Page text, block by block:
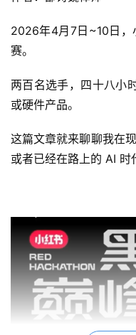
2026年4月7日~10日，
赛。
两百名选手，四十八小
或硬件产品。
这篇文章就来聊聊我在
或者已经在路上的 AI 时